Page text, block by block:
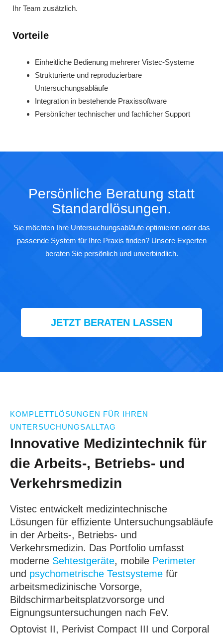
Ihr Team zusätzlich.
Vorteile
Einheitliche Bedienung mehrerer Vistec-Systeme
Strukturierte und reproduzierbare
Untersuchungsabläufe
Integration in bestehende Praxissoftware
Persönlicher technischer und fachlicher Support
Persönliche Beratung statt
Standardlösungen.
Sie möchten Ihre Untersuchungsabläufe optimieren oder das
passende System für Ihre Praxis finden? Unsere Experten
beraten Sie persönlich und unverbindlich.
JETZT BERATEN LASSEN
KOMPLETTLÖSUNGEN FÜR IHREN
UNTERSUCHUNGSALLTAG
Innovative Medizintechnik für
die Arbeits-, Betriebs- und
Verkehrsmedizin
Vistec entwickelt medizintechnische
Lösungen für effiziente Untersuchungsabläufe
in der Arbeits-, Betriebs- und
Verkehrsmedizin. Das Portfolio umfasst
moderne Sehtestgeräte, mobile Perimeter
und psychometrische Testsysteme für
arbeitsmedizinische Vorsorge,
Bildschirmarbeitsplatzvorsorge und
Eignungsuntersuchungen nach FeV.
Optovist II, Perivist Compact III und Corporal